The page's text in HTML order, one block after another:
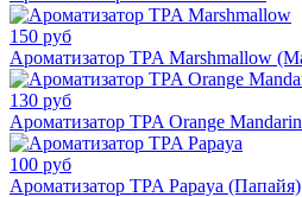
150 руб
Ароматизатор TPA Marshmallow
130 руб
Ароматизатор TPA Orange
100 руб
Ароматизатор TPA Papaya (Папайя)